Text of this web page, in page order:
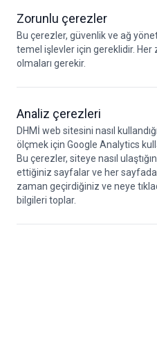
Zorunlu çerezler
Bu çerezler, güvenlik ve ağ
temel işlevler için gereklidir. Her
olmaları gerekir.
Analiz çerezleri
DHMİ web sitesini nasıl
ölçmek için Google Analytics
Bu çerezler, siteye nasıl
ettiğiniz sayfalar ve her
zaman geçirdiğiniz ve neye
bilgileri toplar.
DHMİ
DHMİ
Misyonumuz